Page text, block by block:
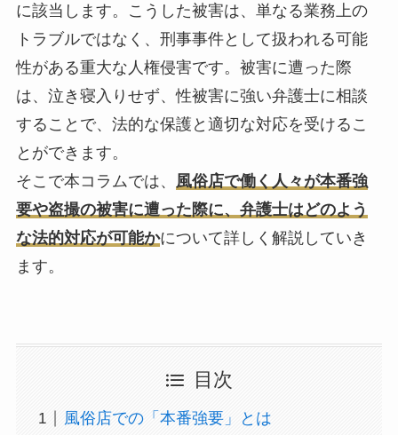
に該当します。こうした被害は、単なる業務上の
トラブルではなく、刑事事件として扱われる可能
性がある重大な人権侵害です。被害に遭った際
は、泣き寝入りせず、性被害に強い弁護士に相談
することで、法的な保護と適切な対応を受けるこ
とができます。
そこで本コラムでは、
風俗店で働く人々が本番強
要や盗撮の被害に遭った際に、弁護士はどのよう
な法的対応が可能かについて詳しく解説していき
ます。
目次
風俗店での「本番強要」とは